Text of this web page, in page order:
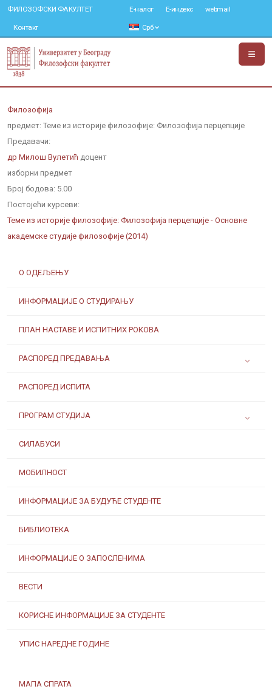
ФИЛОЗОФСКИ ФАКУЛТЕТ
Контакт
Е-налог Е-индекс webmail
Срб
О ОДЕЉЕЊУ
ИНФОРМАЦИЈЕ О СТУДИРАЊУ
ПЛАН НАСТАВЕ И ИСПИТНИХ РОКОВА
РАСПОРЕД ПРЕДАВАЊА
РАСПОРЕД ИСПИТА
ПРОГРАМ СТУДИЈА
СИЛАБУСИ
МОБИЛНОСТ
ИНФОРМАЦИЈЕ ЗА БУДУЋЕ СТУДЕНТЕ
БИБЛИОТЕКА
ИНФОРМАЦИЈЕ О ЗАПОСЛЕНИМА
ВЕСТИ
КОРИСНЕ ИНФОРМАЦИЈЕ ЗА СТУДЕНТЕ
УПИС НАРЕДНЕ ГОДИНЕ
МАПА СПРАТА
Филозофија
предмет: Теме из историје филозофије: Филозофија перцепције
Предавачи:
др Милош Вулетић доцент
изборни предмет
Број бодова: 5.00
Постојећи курсеви:
Теме из историје филозофије: Филозофија перцепције - Основне
академске студије филозофије (2014)